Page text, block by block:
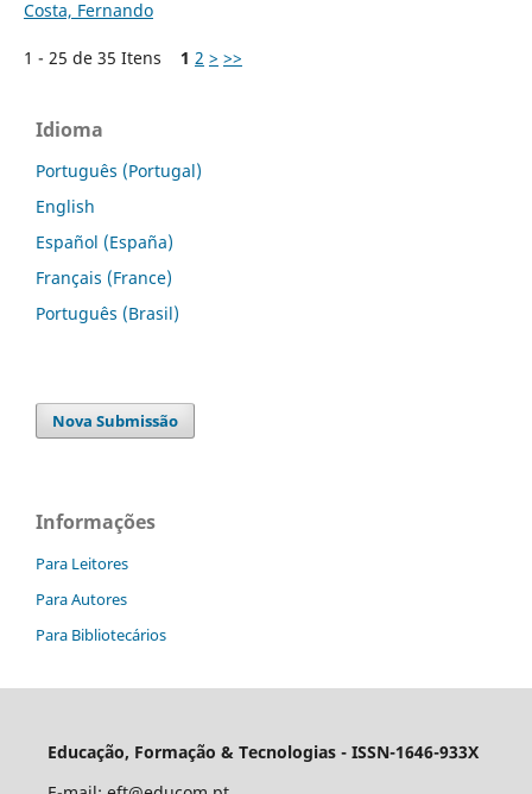
Costa, Fernando
1 - 25 de 35 Itens 1 2 > >>
Idioma
Português (Portugal)
English
Español (España)
Français (France)
Português (Brasil)
Nova Submissão
Informações
Para Leitores
Para Autores
Para Bibliotecários
Educação, Formação & Tecnologias - ISSN-1646-933X